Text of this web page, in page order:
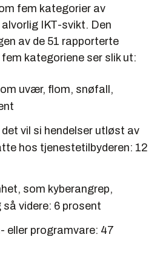
fem kategorier av
IKT-svikt. Den
av de 51 rapporterte
kategoriene ser slik ut:
uvær, flom, snøfall,
vil si hendelser utløst av
hos tjenestetilbyderen: 12
som kyberangrep,
videre: 6 prosent
eller programvare: 47